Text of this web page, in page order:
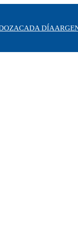
CADA DÍA